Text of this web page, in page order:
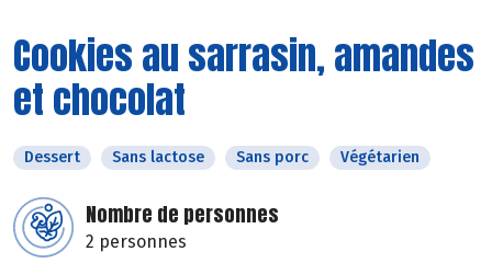
Cookies au sarrasin, amandes
et chocolat
Dessert Sans lactose Sans porc Végétarien
Nombre de personnes
2 personnes